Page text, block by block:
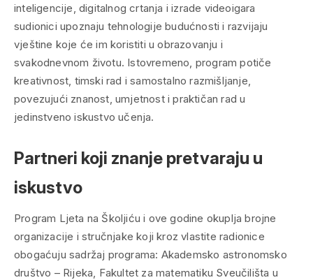
inteligencije, digitalnog crtanja i izrade videoigara
sudionici upoznaju tehnologije budućnosti i razvijaju
vještine koje će im koristiti u obrazovanju i
svakodnevnom životu. Istovremeno, program potiče
kreativnost, timski rad i samostalno razmišljanje,
povezujući znanost, umjetnost i praktičan rad u
jedinstveno iskustvo učenja.
Partneri koji znanje pretvaraju u
iskustvo
Program Ljeta na Školjiću i ove godine okuplja brojne
organizacije i stručnjake koji kroz vlastite radionice
obogaćuju sadržaj programa: Akademsko astronomsko
društvo – Rijeka, Fakultet za matematiku Sveučilišta u